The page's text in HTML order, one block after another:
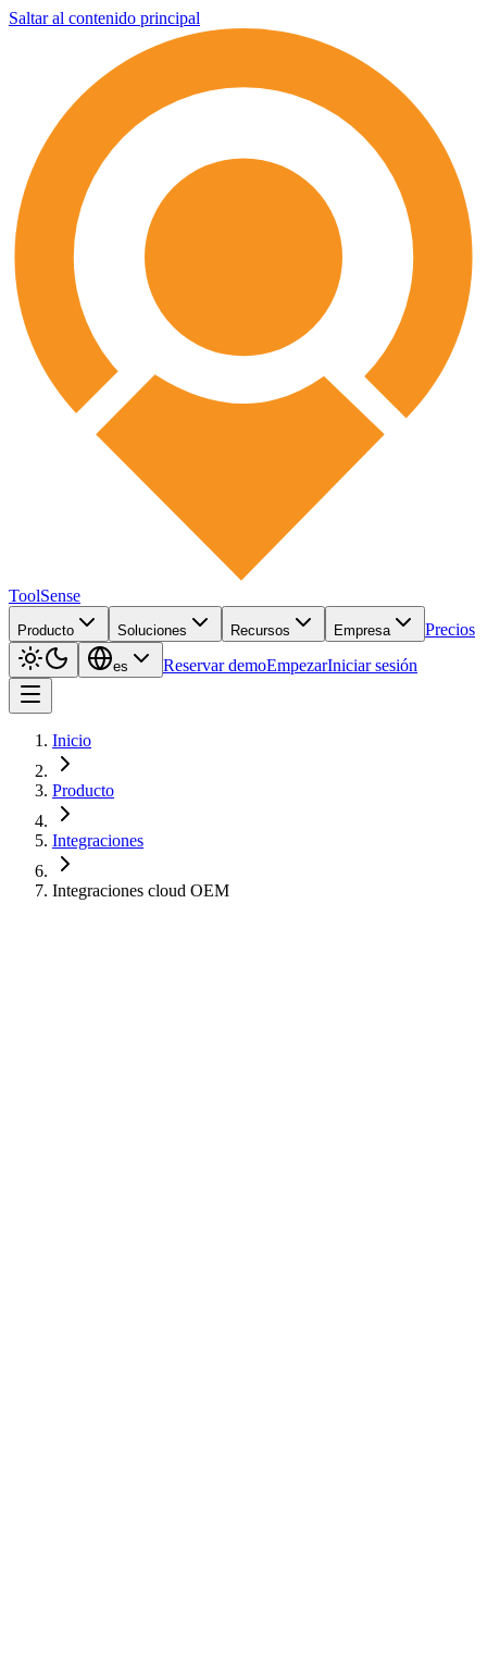
Saltar al contenido principal
ToolSense
Producto Soluciones Recursos Empresa Precios
es Reservar demoEmpezarIniciar sesión
Inicio
Producto
Integraciones
Integraciones cloud OEM